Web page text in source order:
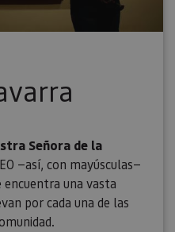
Señora de la
—así, con mayúsculas—
encuentra una vasta
por cada una de las